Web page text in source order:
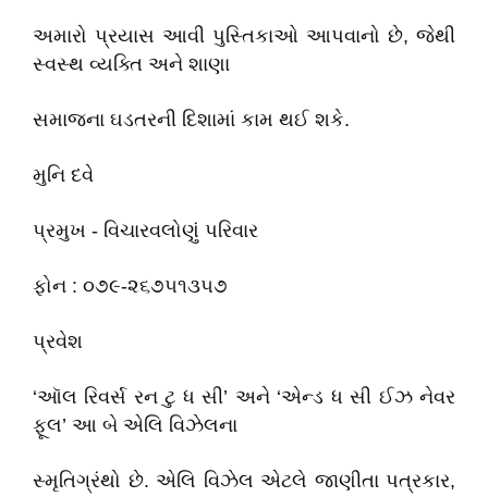
અમારો પ્રયાસ આવી પુસ્તિકાઓ આપવાનો છે, જેથી
સ્વસ્થ વ્યક્તિ અને શાણા
સમાજના ઘડતરની દિશામાં કામ થઈ શકે.
મુનિ દવે
પ્રમુખ - વિચારવલોણું પરિવાર
ફોન : ૦૭૯-૨૬૭૫૧૩૫૭
પ્રવેશ
‘ઑલ રિવર્સ રન ટુ ધ સી’ અને ‘એન્ડ ધ સી ઈઝ નેવર
ફૂલ’ આ બે એલિ વિઝેલના
સ્મૃતિગ્રંથો છે. એલિ વિઝેલ એટલે જાણીતા પત્રકાર,